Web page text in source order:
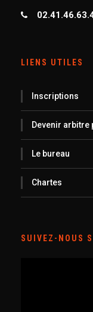
LIENS UTILES
Inscriptions
Devenir arbitre
Le bureau
Chartes
SUIVEZ-NOUS